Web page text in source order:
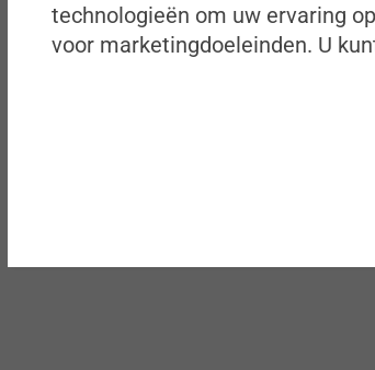
technologieën om uw ervaring
voor marketingdoeleinden. U